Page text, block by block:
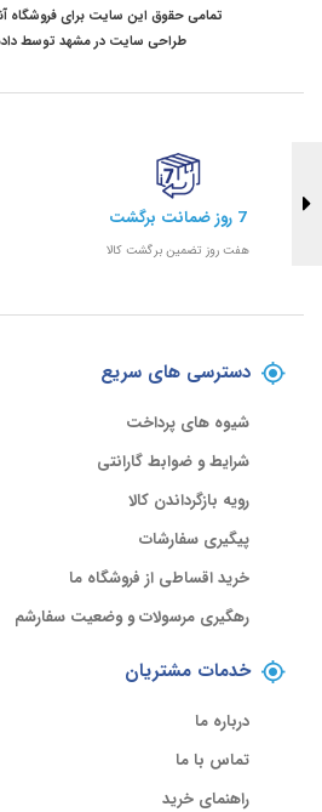
تمامی حقوق این سایت برای فروشگاه
طراحی سایت در مشهد توسط
7 روز ضمانت برگشت
هفت روز تضمین برگشت کالا
دسترسی های سریع
شیوه های پرداخت
شرایط و ضوابط گارانتی
رویه بازگرداندن کالا
پیگیری سفارشات
خرید اقساطی از فروشگاه ما
رهگیری مرسولات و وضعیت سفارشم
خدمات مشتریان
درباره ما
تماس با ما
راهنمای خرید